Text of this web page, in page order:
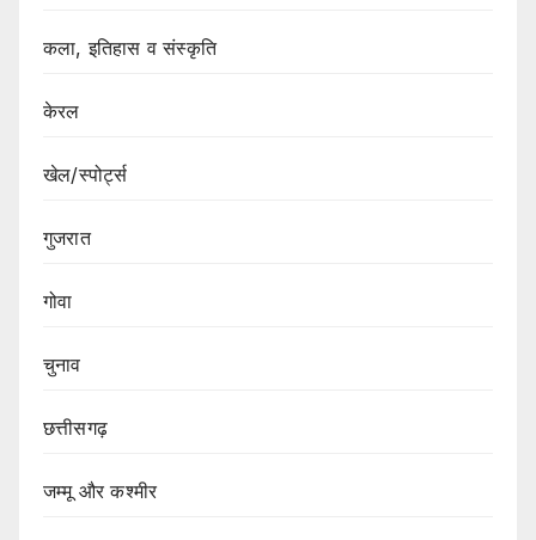
कला, इतिहास व संस्कृति
केरल
खेल/स्पोर्ट्स
गुजरात
गोवा
चुनाव
छत्तीसगढ़
जम्मू और कश्मीर